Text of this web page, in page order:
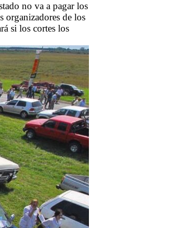
no va a pagar los
organizadores de los
si los cortes los